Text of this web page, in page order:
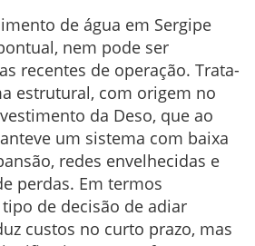
de água em Sergipe
nem pode ser
recentes de operação. Trata-
estrutural, com origem no
da Deso, que ao
um sistema com baixa
redes envelhecidas e
perdas. Em termos
de decisão de adiar
custos no curto prazo, mas